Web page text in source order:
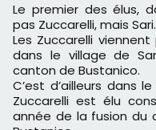
Le premier des élus, dans cette famille, ne s’appelle
pas Zuccarelli, mais Sari.
Les Zuccarelli
dans le village de
canton de Bustanico.
C’est d’ailleurs dans
Zuccarelli est élu
année de la fusion du